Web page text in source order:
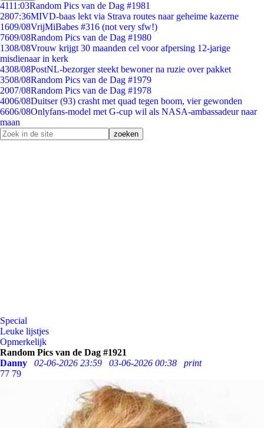
4111:03Random Pics van de Dag #1981
2807:36MIVD-baas lekt via Strava routes naar geheime kazerne
1609/08VrijMiBabes #316 (not very sfw!)
7609/08Random Pics van de Dag #1980
1308/08Vrouw krijgt 30 maanden cel voor afpersing 12-jarige
misdienaar in kerk
4308/08PostNL-bezorger steekt bewoner na ruzie over pakket
3508/08Random Pics van de Dag #1979
2007/08Random Pics van de Dag #1978
4006/08Duitser (93) crasht met quad tegen boom, vier gewonden
6606/08Onlyfans-model met G-cup wil als NASA-ambassadeur naar
maan
Special
Leuke lijstjes
Opmerkelijk
Random Pics van de Dag #1921
Danny
02-06-2026 23:59 03-06-2026 00:38
print
77 79